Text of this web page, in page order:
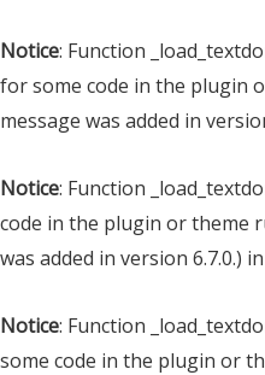
Notice: Function
for some code in the plugin
message was added in
Notice: Function
code in the plugin or theme
was added in version 6.7.0.) in
Notice: Function
some code in the plugin or